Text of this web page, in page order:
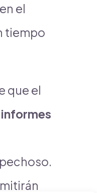
el
tiempo
que el
informes